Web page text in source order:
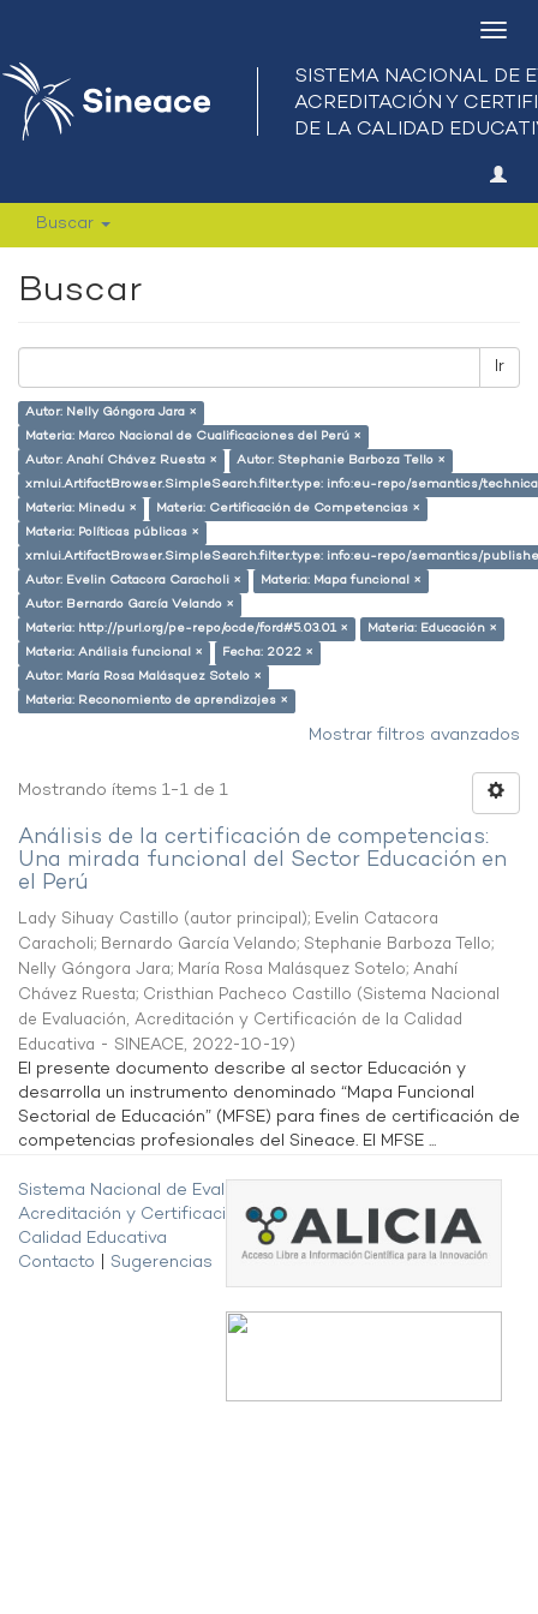
Buscar
Buscar
Ir
Autor: Nelly Góngora Jara ×
Materia: Marco Nacional de Cualificaciones del Perú ×
Autor: Anahí Chávez Ruesta ×
Autor: Stephanie Barboza Tello ×
xmlui.ArtifactBrowser.SimpleSearch.filter.type: info:eu-repo/semantics/
Materia: Minedu ×
Materia: Certificación de Competencias ×
Materia: Políticas públicas ×
xmlui.ArtifactBrowser.SimpleSearch.filter.type: info:eu-repo/semantics/
Autor: Evelin Catacora Caracholi ×
Materia: Mapa funcional ×
Autor: Bernardo García Velando ×
Materia: http://purl.org/pe-repo/ocde/ford#5.03.01 ×
Materia: Educación ×
Materia: Análisis funcional ×
Fecha: 2022 ×
Autor: María Rosa Malásquez Sotelo ×
Materia: Reconomiento de aprendizajes ×
Mostrar filtros avanzados
Mostrando ítems 1-1 de 1
Análisis de la certificación de competencias:
Una mirada funcional del Sector Educación en
el Perú
Lady Sihuay Castillo (autor principal); Evelin Catacora
Caracholi; Bernardo García Velando; Stephanie Barboza Tello;
Nelly Góngora Jara; María Rosa Malásquez Sotelo; Anahí
Chávez Ruesta; Cristhian Pacheco Castillo (Sistema Nacional
de Evaluación, Acreditación y Certificación de la Calidad
Educativa - SINEACE, 2022-10-19)
El presente documento describe al sector Educación y
desarrolla un instrumento denominado “Mapa Funcional
Sectorial de Educación” (MFSE) para fines de certificación de
competencias profesionales del Sineace. El MFSE ...
Sistema Nacional de Evaluación,
Acreditación y Certificación de la
Calidad Educativa
Contacto
Sugerencias